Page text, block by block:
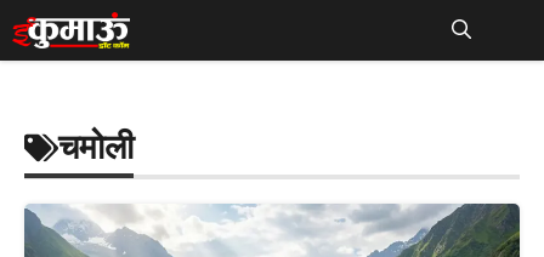
Skip
to
चमोली